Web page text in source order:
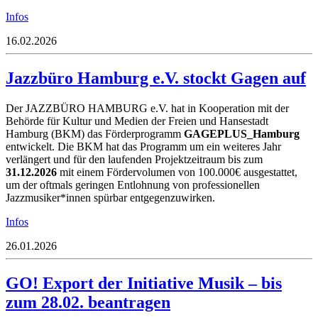
Infos
16.02.2026
Jazzbüro Hamburg e.V. stockt Gagen auf
Der JAZZBÜRO HAMBURG e.V. hat in Kooperation mit der
Behörde für Kultur und Medien der Freien und Hansestadt
Hamburg (BKM) das Förderprogramm GAGEPLUS_Hamburg
entwickelt. Die BKM hat das Programm um ein weiteres Jahr
verlängert und für den laufenden Projektzeitraum bis zum
31.12.2026 mit einem Fördervolumen von 100.000€ ausgestattet,
um der oftmals geringen Entlohnung von professionellen
Jazzmusiker*innen spürbar entgegenzuwirken.
Infos
26.01.2026
GO! Export der Initiative Musik – bis
zum 28.02. beantragen